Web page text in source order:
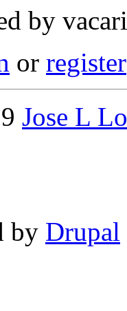
by
or register
Jose L
by Drupal